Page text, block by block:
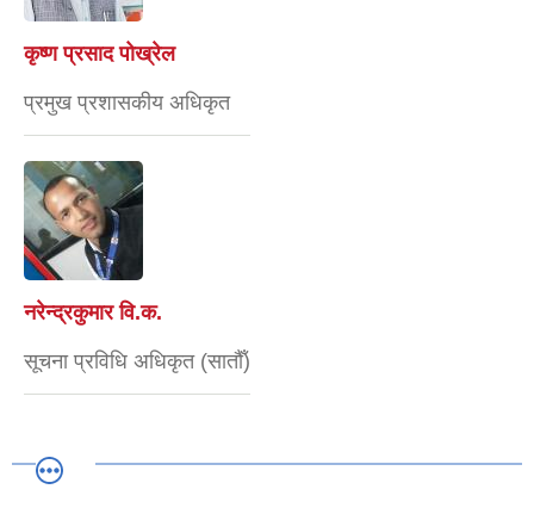
कृष्ण प्रसाद पोख्रेल
प्रमुख प्रशासकीय अधिकृत
नरेन्द्रकुमार वि.क.
सूचना प्रविधि अधिकृत (सातौँ)